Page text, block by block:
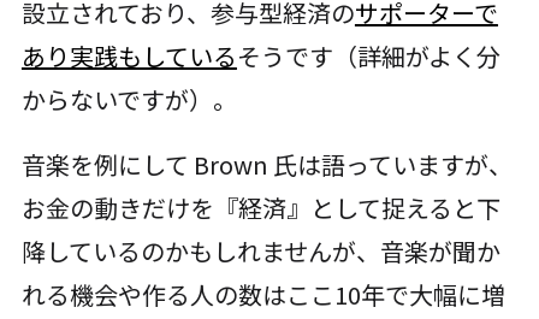
設立されており、参与型経済のサポーターで
あり実践もしているそうです（詳細がよく分
からないですが）。
音楽を例にして Brown 氏は語っていますが、
お金の動きだけを『経済』として捉えると下
降しているのかもしれませんが、音楽が聞か
れる機会や作る人の数はここ10年で大幅に増